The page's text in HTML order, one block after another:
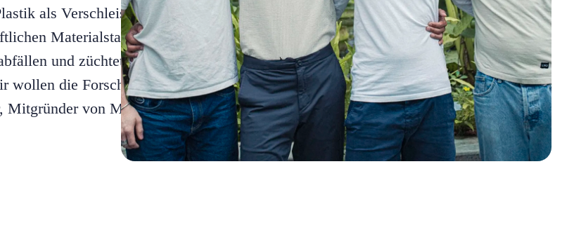
als Verschleissmaterial im Massenmarkt abgelöst und
Materialstandard ersetzt wird. Mycrobez verbindet
und züchtet so einen 100 Prozent natürlichen und
wollen die Forschung an Pilzen und ihren Möglichkeiten
Mitgründer von Mycrobez und CMO.